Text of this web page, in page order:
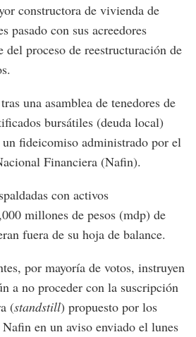
constructora de vivienda de
pasado con sus acreedores
del proceso de reestructuración de
una asamblea de tenedores de
bursátiles (deuda local)
fideicomiso administrado por el
Financiera (Nafin).
con activos
millones de pesos (mdp) de
fuera de su hoja de balance.
por mayoría de votos, instruyen
a no proceder con la suscripción
(standstill) propuesto por los
en un aviso enviado el lunes